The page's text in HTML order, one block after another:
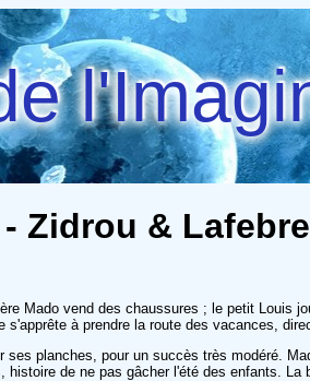
Zidrou &
Mado vend des chaussures ; le petit
à prendre la route des vacances,
planches, pour un succès très modéré.
de ne pas gâcher l'été des enfants.